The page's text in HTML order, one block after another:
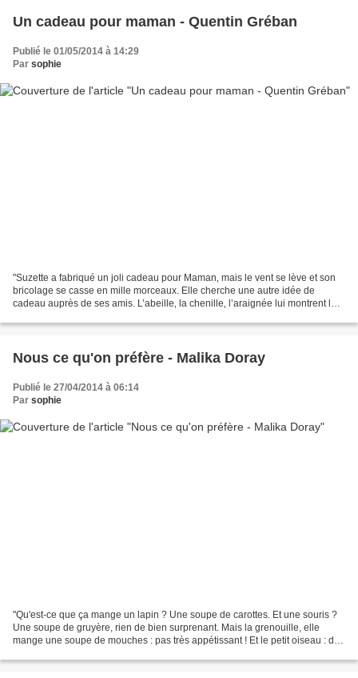
Un cadeau pour maman - Quentin Gréban
Publié le 01/05/2014 à 14:29
Par sophie
"Suzette a fabriqué un joli cadeau pour Maman‚ mais le vent se lève et son
bricolage se casse en mille morceaux. Elle cherche une autre idée de
cadeau auprès de ses amis. L’abeille‚ la chenille‚ l’araignée lui montrent leur
Nous ce qu'on préfère - Malika Doray
Publié le 27/04/2014 à 06:14
Par sophie
"Qu'est-ce que ça mange un lapin ? Une soupe de carottes. Et une souris ?
Une soupe de gruyère, rien de bien surprenant. Mais la grenouille, elle
mange une soupe de mouches : pas très appétissant ! Et le petit oiseau : des